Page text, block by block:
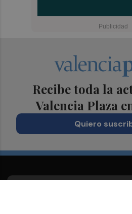
Recibe toda la
Valencia Plaza
Quiero